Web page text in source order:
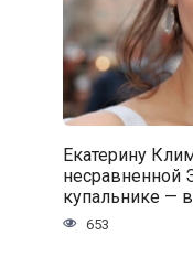
Екатерину
несравненной
купальнике —
653